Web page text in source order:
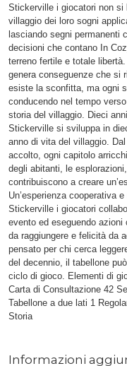
Stickerville i giocatori non si
villaggio dei loro sogni
lasciando segni permanenti
decisioni che contano In
terreno fertile e totale
genera conseguenze che si
esiste la sconfitta, ma ogni
conducendo nel tempo
storia del villaggio. Dieci
Stickerville si sviluppa in
anno di vita del villaggio.
accolto, ogni capitolo
degli abitanti, le
contribuiscono a creare
Un’esperienza cooperativa
Stickerville i giocatori
evento ed eseguendo
da raggiungere e felicità da
pensato per chi cerca
del decennio, il tabellone
ciclo di gioco. Elementi di
Carta di Consultazione 42
Tabellone a due lati 1
Storia
Informazioni